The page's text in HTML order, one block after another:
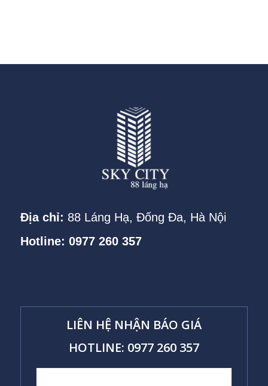
Địa chỉ: 88 Láng Hạ, Đống Đa, Hà Nội
Hotline: 0977 260 357
LIÊN HỆ NHẬN BÁO GIÁ
HOTLINE: 0977 260 357